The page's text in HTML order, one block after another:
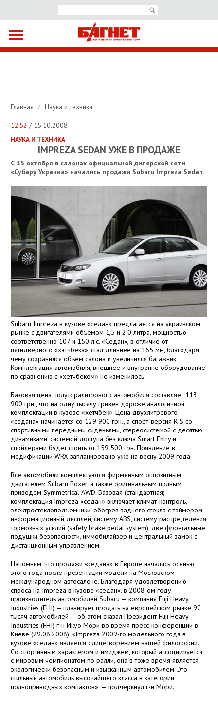
Главная / Наука и техника
12:52 / 15.10.2008
НАУКА И ТЕХНИКА
IMPREZA SEDAN УЖЕ В ПРОДАЖЕ
С 15 октября в салонах официальной дилерской сети
«Субару Украина» начались продажи Subaru Impreza Sedan.
Subaru Impreza в кузове «седан» предлагается на украинском
рынке с двигателями объемом 1,5 и 2.0 литра, мощностью
соответственно 107 и 150 л.с. «Седан», в отличие от
пятидверного «хэтчбека», стал длиннее на 165 мм, благодаря
чему сохранился объем салона и увеличился багажник.
Комплектация автомобиля, внешнее и внутренне оборудование
по сравнению с «хетчбеком» не изменилось.
Базовая цена полуторалитрового автомобиля составляет 113
900 грн., что на одну тысячу гривен дороже аналогичной
комплектации в кузове «хетчбек». Цена двухлитрового
«седана» начинается со 129 900 грн., а спорт-версия R-S со
спортивными передними сиденьями, стереосистемой с десятью
динамиками, системой доступа без ключа Smart Entry и
спойлерами будет стоить от 159 500 грн. Появление в
модификации WRX запланировано уже на весну 2009 года.
Все автомобили комплектуются фирменным оппозитным
двигателем Subaru Boxer, а также оригинальным полным
приводом Symmetrical AWD. Базовая (стандартная)
комплектация Impreza «седан» включает климат-контроль,
электростеклоподъемники, обогрев заднего стекла с таймером,
информационный дисплей, систему ABS, систему распределения
тормозных усилий (safety brake pedal system), две фронтальные
подушки безопасности, иммобилайзер и центральный замок с
дистанционным управлением.
Напомним, что продажи «седана» в Европе начались осенью
этого года после презентации модели на Московском
международном автосалоне. Благодаря удовлетворению
спроса на Impreza в кузове «седан», в 2008-ом году
производитель автомобилей Subaru — компания Fuji Heavy
Industries (FHI) — планирует продать на европейском рынке 90
тысяч автомобилей — об этом сказал Президент Fuji Heavy
Industries (FHI) г-н Икуо Мори во время пресс-конференции в
Киеве (29.08.2008). «Impreza 2009-го модельного года в
кузове «седан» является олицетворением нашей философии.
Со спортивным характером и имиджем, который ассоциируется
с мировым чемпионатом по ралли, она в тоже время является
экологически безопасным и изысканным автомобилем. Это
стильный автомобиль высочайшего класса в категории
полноприводных компактов», — подчеркнул г-н Мори.